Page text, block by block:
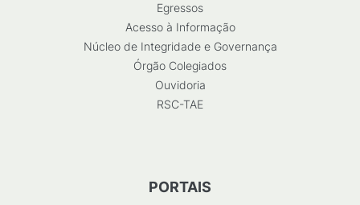
Egressos
Acesso à Informação
Núcleo de Integridade e Governança
Órgão Colegiados
Ouvidoria
RSC-TAE
PORTAIS